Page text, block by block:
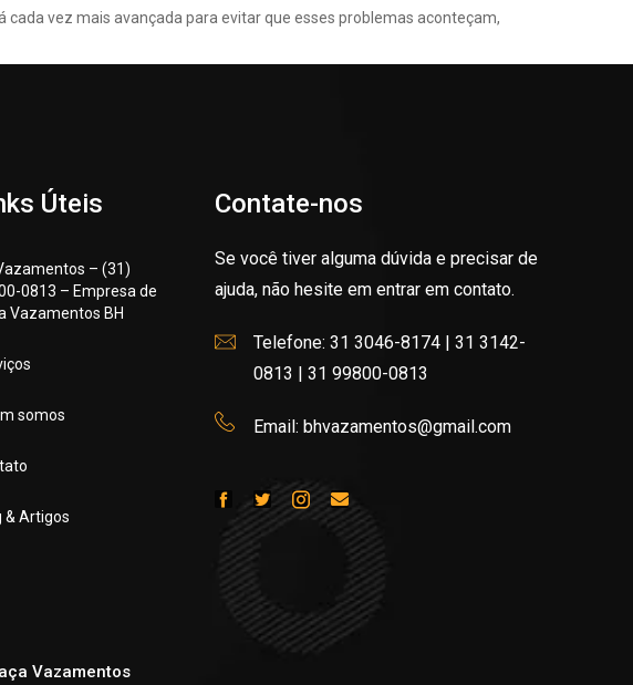
vez mais avançada para evitar que esses problemas aconteçam,
Úteis
– (31)
0813 – Empresa de
Vazamentos BH
somos
& Artigos
Contate-nos
Se você tiver alguma dúvida e precisar de
ajuda, não hesite em entrar em contato.
Telefone: 31 3046-8174 | 31 3142-
0813 | 31 99800-0813
Email: bhvazamentos@gmail.com
Vazamentos